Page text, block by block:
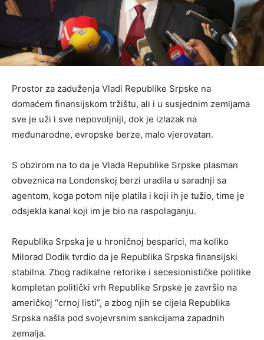
Prostor za zaduženja Vladi Republike Srpske na
domaćem finansijskom tržištu, ali i u susjednim zemljama
sve je uži i sve nepovoljniji, dok je izlazak na
međunarodne, evropske berze, malo vjerovatan.
S obzirom na to da je Vlada Republike Srpske plasman
obveznica na Londonskoj berzi uradila u saradnji sa
agentom, koga potom nije platila i koji ih je tužio, time je
odsjekla kanal koji im je bio na raspolaganju.
Republika Srpska je u hroničnoj besparici, ma koliko
Milorad Dodik tvrdio da je Republika Srpska finansijski
stabilna. Zbog radikalne retorike i secesionističke politike
kompletan politički vrh Republike Srpske je završio na
američkoj “crnoj listi”, a zbog njih se cijela Republika
Srpska našla pod svojevrsnim sankcijama zapadnih
zemalja.